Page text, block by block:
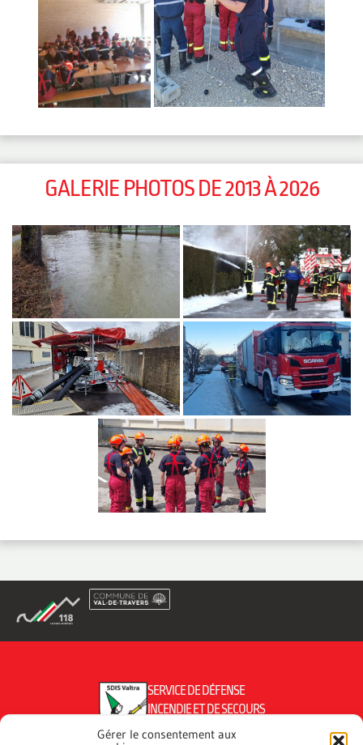
Gérer le consentement aux
GALERIE PHOTOS DE 2013 À 2026
SERVICE DE DÉFENSE
INCENDIE ET DE SECOURS
DU VAL-DE-TRAVERS